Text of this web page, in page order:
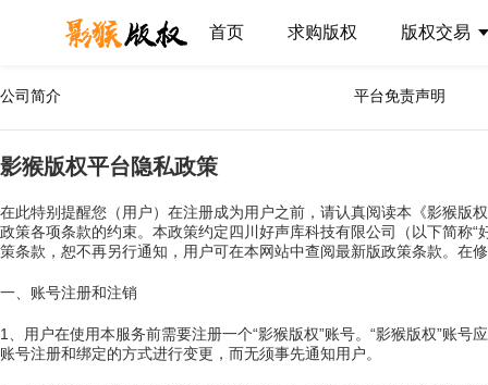
首页 求购版权 版权交易
公司简介 平台免责声明
影猴版权平台隐私政策
在此特别提醒您（用户）在注册成为用户之前，请认真阅读本《影猴版
政策各项条款的约束。本政策约定四川好声库科技有限公司（以下简称
策条款，恕不再另行通知，用户可在本网站中查阅最新版政策条款。在
一、账号注册和注销
1、用户在使用本服务前需要注册一个“影猴版权”账号。“影猴版权”账
账号注册和绑定的方式进行变更，而无须事先通知用户。